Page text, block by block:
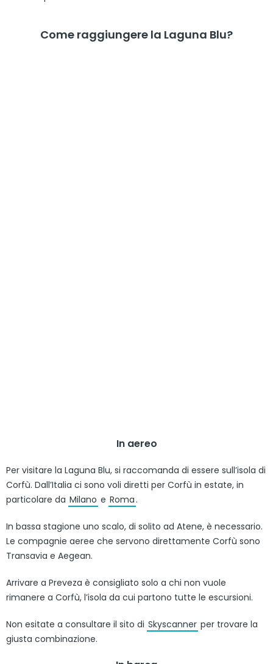
Come raggiungere la Laguna Blu?
In aereo
Per visitare la Laguna Blu, si raccomanda di essere sull’isola di
Corfù. Dall’Italia ci sono voli diretti per Corfù in estate, in
particolare da Milano e Roma .
In bassa stagione uno scalo, di solito ad Atene, è necessario.
Le compagnie aeree che servono direttamente Corfù sono
Transavia e Aegean.
Arrivare a Preveza è consigliato solo a chi non vuole
rimanere a Corfù, l’isola da cui partono tutte le escursioni.
Non esitate a consultare il sito di Skyscanner per trovare la
giusta combinazione.